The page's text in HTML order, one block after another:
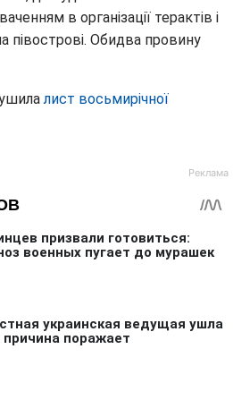
в організації терактів і
півострові. Обидва провину
лист восьмирічної